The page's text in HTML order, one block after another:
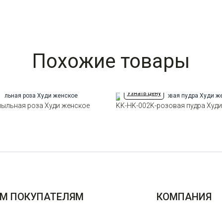
Похожие товары
роза Худи женское
Узнать цену
KK-HK-002K-розовая пудра
ПОКУПАТЕЛЯМ КОМПАНИЯ